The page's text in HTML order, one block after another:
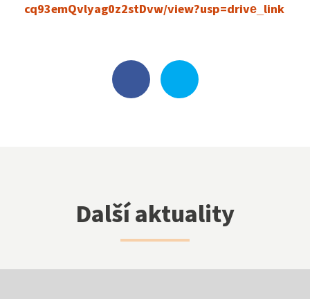
Instagram
Virtuální prohlídka
cq93emQvlyag0z2stDvw/view?usp=drive_link
Další aktuality